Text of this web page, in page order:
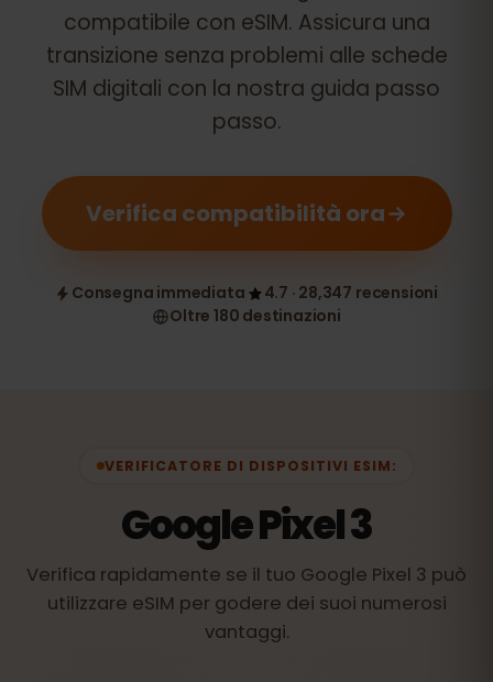
compatibile con eSIM. Assicura una
transizione senza problemi alle schede
SIM digitali con la nostra guida passo
passo.
Verifica compatibilità ora
Consegna immediata
4.7 · 28,347 recensioni
Oltre 180 destinazioni
VERIFICATORE DI DISPOSITIVI ESIM:
Google Pixel 3
Verifica rapidamente se il tuo Google Pixel 3 può
utilizzare eSIM per godere dei suoi numerosi
vantaggi.